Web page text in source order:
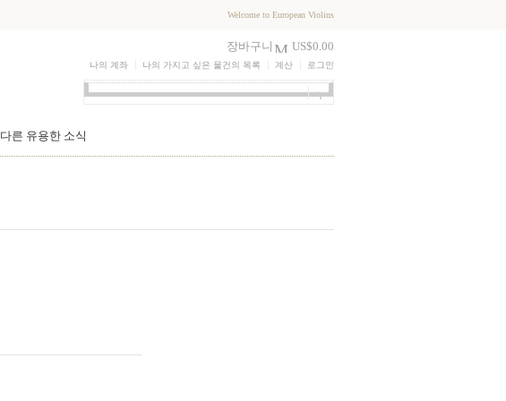
Welcome to European Violins
장바구니 US$0.00
나의 계좌 나의 가지고 싶은 물건의 목록 계산 로그인
다른 유용한 소식